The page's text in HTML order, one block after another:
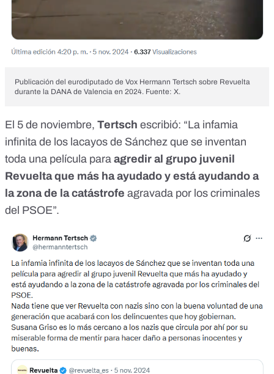
Publicación del eurodiputado de Vox Hermann Tertsch sobre Revuelta
durante la DANA de Valencia en 2024. Fuente: X.
El 5 de noviembre, Tertsch escribió: “La infamia
infinita de los lacayos de Sánchez que se inventan
toda una película para agredir al grupo juvenil
Revuelta que más ha ayudado y está ayudando a
la zona de la catástrofe agravada por los criminales
del PSOE”.